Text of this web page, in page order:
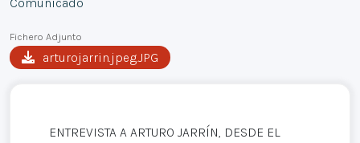
Comunicado
Fichero Adjunto
arturojarrin.jpeg.JPG
ENTREVISTA A ARTURO JARRÍN, DESDE EL